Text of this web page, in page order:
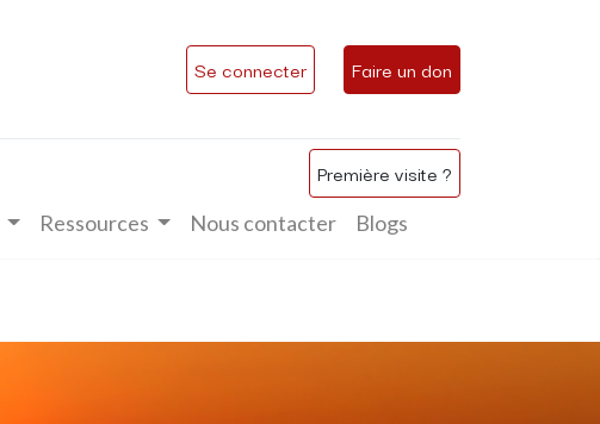
Se connecter Faire un don
Première visite ?
Ressources Nous contacter Blogs